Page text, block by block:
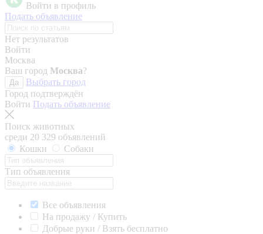
Войти в профиль
Подать объявление
Нет результатов
Войти
Москва
Ваш город Москва?
Да
Выбрать город
Город подтверждён
Войти Подать объявление
Поиск животных
среди 20 329 объявлений
Кошки
Собаки
Тип объявления
Все объявления
На продажу / Купить
Добрые руки / Взять бесплатно